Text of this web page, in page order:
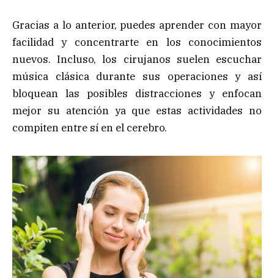
Gracias a lo anterior, puedes aprender con mayor
facilidad y concentrarte en los conocimientos
nuevos. Incluso, los cirujanos suelen escuchar
música clásica durante sus operaciones y así
bloquean las posibles distracciones y enfocan
mejor su atención ya que estas actividades no
compiten entre sí en el cerebro.